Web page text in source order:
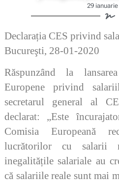
29
Declarația CES
Bucureşti, 28-01-2020
Răspunzând la
Europene privind
secretarul general al
declarat: „Este
Comisia Europeană
lucrătorilor cu salarii
inegalitățile salariale au
că salariile reale sunt mai